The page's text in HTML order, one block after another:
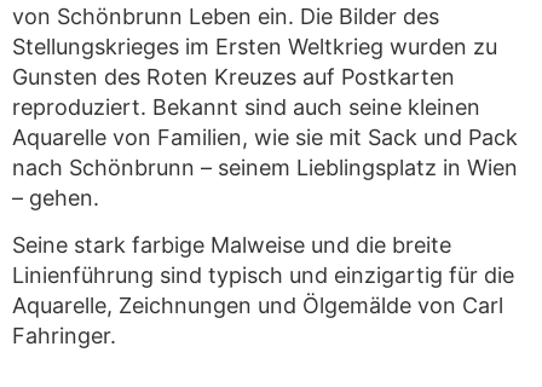
von Schönbrunn Leben ein. Die Bilder des
Stellungskrieges im Ersten Weltkrieg wurden zu
Gunsten des Roten Kreuzes auf Postkarten
reproduziert. Bekannt sind auch seine kleinen
Aquarelle von Familien, wie sie mit Sack und Pack
nach Schönbrunn – seinem Lieblingsplatz in Wien
– gehen.
Seine stark farbige Malweise und die breite
Linienführung sind typisch und einzigartig für die
Aquarelle, Zeichnungen und Ölgemälde von Carl
Fahringer.